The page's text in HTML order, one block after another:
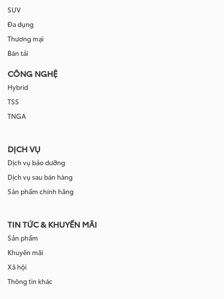
SUV
Đa dụng
Thương mại
Bán tải
CÔNG NGHỆ
Hybrid
TSS
TNGA
DỊCH VỤ
Dịch vụ bảo dưỡng
Dịch vụ sau bán hàng
Sản phẩm chính hãng
TIN TỨC & KHUYẾN MÃI
Sản phẩm
Khuyến mãi
Xã hội
Thông tin khác